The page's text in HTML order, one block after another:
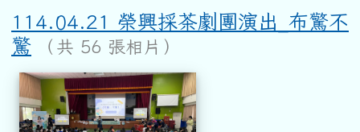
114.04.21 榮興採茶劇團演出_布驚不
驚
（共 56 張相片）
相簿列表